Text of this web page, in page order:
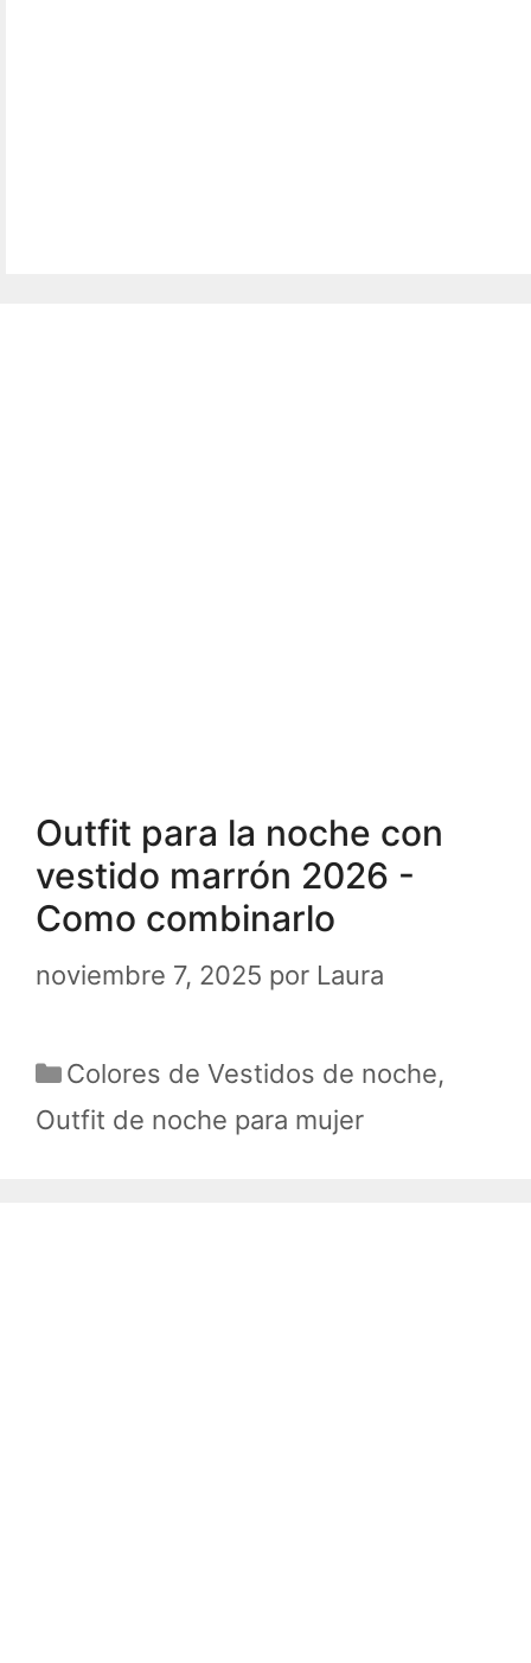
Outfit para la noche con
vestido marrón 2026 -
Como combinarlo
noviembre 7, 2025 por Laura
Categorías
Colores de Vestidos de noche,
Outfit de noche para mujer